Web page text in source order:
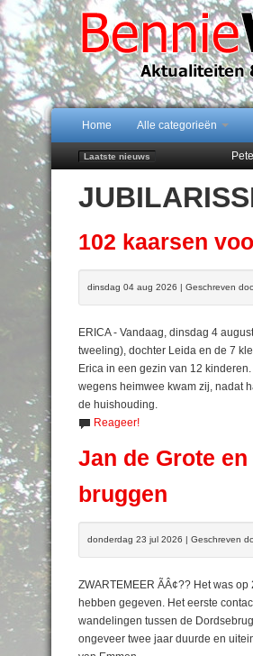
Home Alle categorieën
Laatste nieuws
102
102 kaarsen
dinsdag 04 aug 2026 | Geschreven
ERICA - Vandaag, dinsdag 4
tweeling), dochter Leida en de 7
Erica in een gezin van 12
wegens heimwee kwam zij, nadat
de huishouding.
Reageer!
Jan de Grote
bruggen
donderdag 23 jul 2026 | Geschreven
ZWARTEMEER ÃÂ¢?? Het was
hebben gegeven. Het eerste
wandelingen tussen de
ongeveer twee jaar duurde en